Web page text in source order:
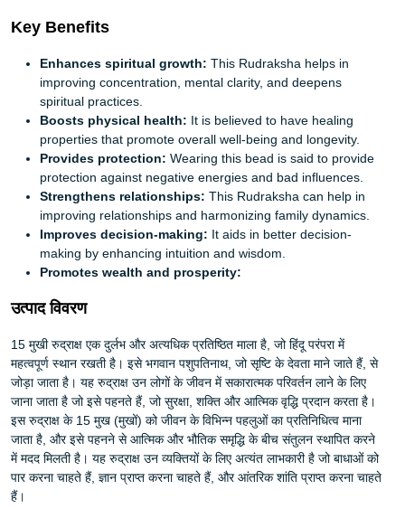
Key Benefits
Enhances spiritual growth: This Rudraksha helps in
improving concentration, mental clarity, and deepens
spiritual practices.
Boosts physical health: It is believed to have healing
properties that promote overall well-being and longevity.
Provides protection: Wearing this bead is said to provide
protection against negative energies and bad influences.
Strengthens relationships: This Rudraksha can help in
improving relationships and harmonizing family dynamics.
Improves decision-making: It aids in better decision-
making by enhancing intuition and wisdom.
Promotes wealth and prosperity:
उत्पाद विवरण
15 मुखी रुद्राक्ष एक दुर्लभ और अत्यधिक प्रतिष्ठित माला है, जो हिंदू परंपरा में
महत्वपूर्ण स्थान रखती है। इसे भगवान पशुपतिनाथ, जो सृष्टि के देवता माने जाते हैं, से
जोड़ा जाता है। यह रुद्राक्ष उन लोगों के जीवन में सकारात्मक परिवर्तन लाने के लिए
जाना जाता है जो इसे पहनते हैं, जो सुरक्षा, शक्ति और आत्मिक वृद्धि प्रदान करता है।
इस रुद्राक्ष के 15 मुख (मुखों) को जीवन के विभिन्न पहलुओं का प्रतिनिधित्व माना
जाता है, और इसे पहनने से आत्मिक और भौतिक समृद्धि के बीच संतुलन स्थापित करने
में मदद मिलती है। यह रुद्राक्ष उन व्यक्तियों के लिए अत्यंत लाभकारी है जो बाधाओं को
पार करना चाहते हैं, ज्ञान प्राप्त करना चाहते हैं, और आंतरिक शांति प्राप्त करना चाहते
हैं।